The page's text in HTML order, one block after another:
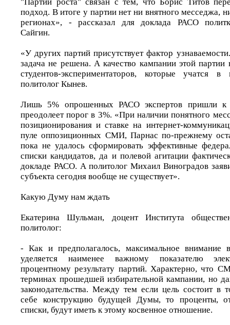
подход. В итоге у партии нет ни внятного месседжа,
регионах», - рассказал для доклада РАСО
Сайгин.
«У других партий присутствует фактор
задача не решена. А качество кампании этой партии
студентов-экспериментаторов, которые учатся
политолог Кынев.
Лишь 5% опрошенных РАСО экспертов пришли
преодолеет порог в 3%. «При наличии понятного
позиционирования и ставке на интернет-
пуле оппозиционных СМИ, Парнас по-прежнему
пока не удалось сформировать эффективные
списки кандидатов, да и полевой агитации
докладе РАСО. А политолог Михаил Виноградов
субъекта сегодня вообще не существует».
Какую Думу нам ждать
Екатерина Шульман, доцент Института
политолог:
- Как и предполагалось, максимальное внимание
уделяется наименее важному показателю
процентному результату партий. Характерно, что
терминах прошедшей избирательной кампании, но
законодательства. Между тем если цель состоит в
себе конструкцию будущей Думы, то проценты,
списки, будут иметь к этому косвенное отношение.